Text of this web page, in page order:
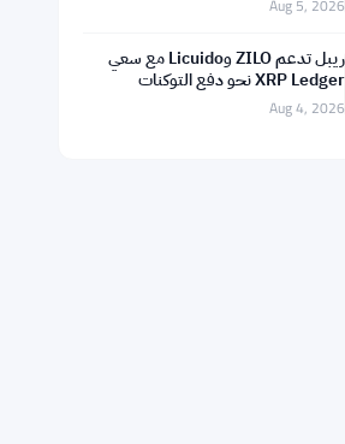
جولدمان ساكس يحدد أسهمًا أوروبية